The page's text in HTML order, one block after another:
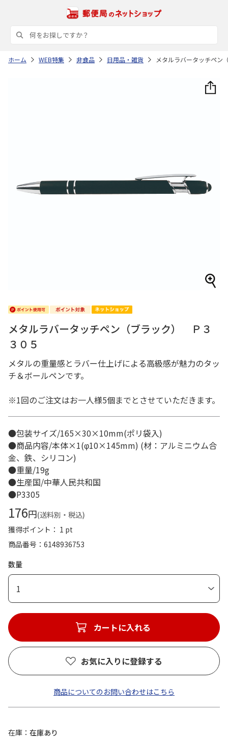
ホーム WEB特集 非食品 日用品・雑貨 メタルラバータッチペ
メタルラバータッチペン（ブラック） Ｐ３
３０５
メタルの重量感とラバー仕上げによる高級感が魅力のタッ
チ＆ボールペンです。
※1回のご注文はお一人様5個までとさせていただきます。
●包装サイズ/165×30×10mm(ポリ袋入)
●商品内容/本体×1(φ10×145mm) (材：アルミニウム合
金、鉄、シリコン)
●重量/19g
●生産国/中華人民共和国
●P3305
176円(送料別・税込)
獲得ポイント： 1 pt
商品番号
6148936753
数量
1
カートに入れる
お気に入りに登録する
商品についてのお問い合わせはこちら
在庫
在庫あり